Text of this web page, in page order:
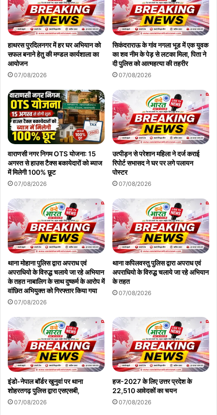
हाथरस पुरदिलनगर में हर घर अभियान को
सफल बनाने हेतु की मण्डल कार्यशाला का
आयोजन
07/08/2026
सिकंदराराऊ के गांव नगला भूड में एक युवक
का शव नीम के पेड़ से लटका मिला, पिता ने
दी पुलिस को आत्महत्या की तहरीर
07/08/2026
वाराणसी नगर निगम OTS योजना: 15
अगस्त से हाउस टैक्स बकायेदारों को ब्याज
में मिलेगी 100% छूट
07/08/2026
उत्पीड़न से परेशान महिला ने दर्ज कराई
रिपोर्ट सभासद ने घर पर लगे पलायन
पोस्टर
07/08/2026
थाना मोहाना पुलिस द्वारा अपराध एवं
अपराधियो के विरुद्ध चलाये जा रहे अभियान
के तहत नाबालिग के साथ दुष्कर्म के आरोप में
वांछित अभियुक्त को गिरफ्तार किया गया
07/08/2026
थाना कपिलवस्तु पुलिस द्वारा अपराध एवं
अपराधियो के विरुद्ध चलाये जा रहे अभियान
के तहत
07/08/2026
इंडो-नेपाल बॉर्डर खुनुवां पर थाना
शोहरतगढ़ पुलिस द्वारा एसएसबी,
07/08/2026
हज-2027 के लिए उत्तर प्रदेश के
22,510 आवेदकों का चयन
07/08/2026